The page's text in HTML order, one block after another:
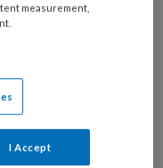
measurement,
I Accept